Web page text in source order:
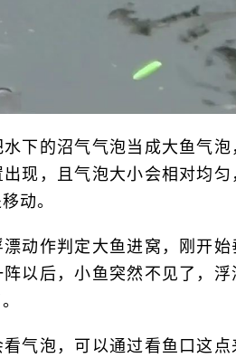
下的沼气气泡当成大鱼气
现，且气泡大小会相对均
动。
动作判定大鱼进窝，刚开
以后，小鱼突然不见了，
气泡，可以通过看鱼口这